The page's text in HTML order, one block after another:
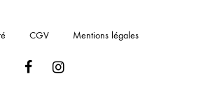
CGV Mentions légales
FacebookInstagram